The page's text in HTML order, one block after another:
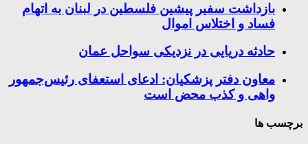
بازداشت سفیر پیشین فلسطین در لبنان به اتهام
فساد و اختلاس اموال
حادثه دریایی در نزدیکی سواحل عمان
معاون دفتر پزشکیان: ادعای استعفای رئیس‌جمهور
واهی و کذب محض است
برچسب ها